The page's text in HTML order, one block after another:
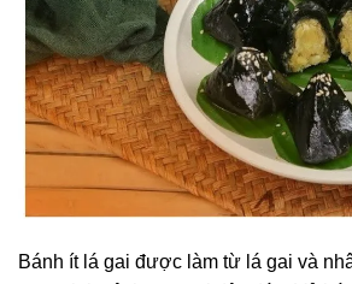
Bánh ít lá gai được làm từ lá gai và